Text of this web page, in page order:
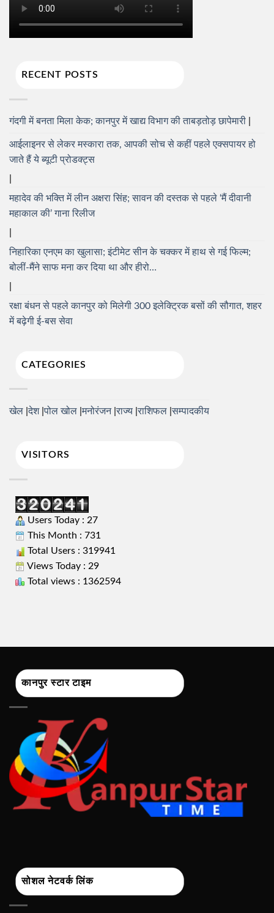
RECENT POSTS
गंदगी में बनता मिला केक; कानपुर में खाद्य विभाग की ताबड़तोड़ छापेमारी
आईलाइनर से लेकर मस्कारा तक, आपकी सोच से कहीं पहले एक्सपायर हो
जाते हैं ये ब्यूटी प्रोडक्ट्स
महादेव की भक्ति में लीन अक्षरा सिंह; सावन की दस्तक से पहले ‘मैं दीवानी
महाकाल की’ गाना रिलीज
निहारिका एनएम का खुलासा; इंटीमेट सीन के चक्कर में हाथ से गई फिल्म;
बोलीं-मैंने साफ मना कर दिया था और हीरो…
रक्षा बंधन से पहले कानपुर को मिलेगी 300 इलेक्ट्रिक बसों की सौगात, शहर
में बढ़ेगी ई-बस सेवा
CATEGORIES
खेल देश पोल खोल मनोरंजन राज्य राशिफल सम्पादकीय
VISITORS
Users Today : 27
This Month : 731
Total Users : 319941
Views Today : 29
Total views : 1362594
कानपुर स्टार टाइम
सोशल नेटवर्क लिंक